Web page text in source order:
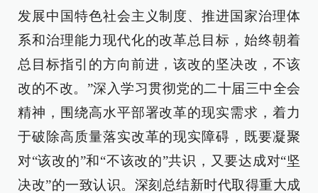
发展中国特色社会主义制度、推进国家治理体
系和治理能力现代化的改革总目标，始终朝着
总目标指引的方向前进，该改的坚决改，不该
改的不改。”深入学习贯彻党的二十届三中全会
精神，围绕高水平部署改革的现实需求，着力
于破除高质量落实改革的现实障碍，既要凝聚
对“该改的”和“不该改的”共识，又要达成对“坚
决改”的一致认识。深刻总结新时代取得重大成